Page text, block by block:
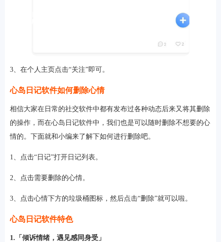
角色扮演小游戏恋爱养成沙盒模组up主自制赛车竞速策略塔防动作射
趣味
新闻阅读考试学习AI软件
3、在个人主页点击“关注”即可。
心岛日记软件如何删除心情
相信大家在日常的社交软件中都有发布过各种动态后来又将其删除
的操作，而在心岛日记软件中，我们也是可以随时删除不想要的心
情的。下面就和小编来了解下如何进行删除吧。
1、点击“日记”打开日记列表。
2、点击需要删除的心情。
3、点击心情下方的垃圾桶图标，然后点击“删除”就可以啦。
心岛日记软件特色
1.「倾诉情绪，遇见感同身受」